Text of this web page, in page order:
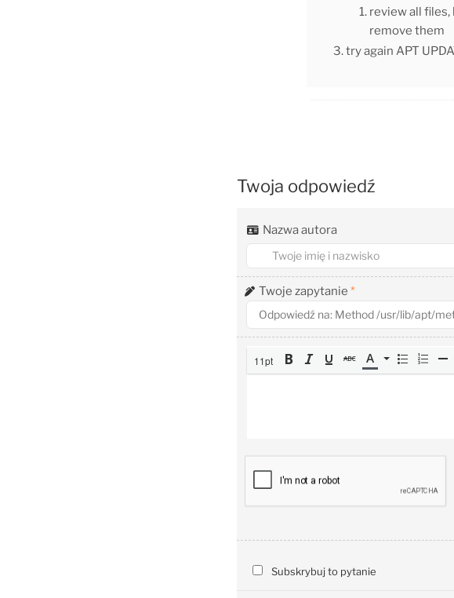
review all
remove them
try again APT
Twoja odpowiedź
Nazwa autora
Twoje zapytanie *
11pt
Subskrybuj to pytanie